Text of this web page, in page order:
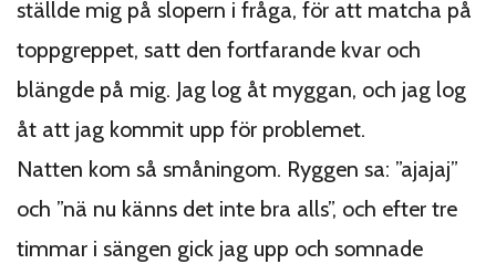
ställde mig på slopern i fråga, för att matcha på
toppgreppet, satt den fortfarande kvar och
blängde på mig. Jag log åt myggan, och jag log
åt att jag kommit upp för problemet.
Natten kom så småningom. Ryggen sa: ”ajajaj”
och ”nä nu känns det inte bra alls”, och efter tre
timmar i sängen gick jag upp och somnade